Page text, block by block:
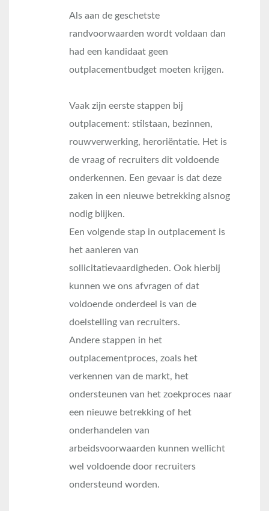
Als aan de geschetste
randvoorwaarden wordt voldaan dan
had een kandidaat geen
outplacementbudget moeten krijgen.
Vaak zijn eerste stappen bij
outplacement: stilstaan, bezinnen,
rouwverwerking, heroriëntatie. Het is
de vraag of recruiters dit voldoende
onderkennen. Een gevaar is dat deze
zaken in een nieuwe betrekking alsnog
nodig blijken.
Een volgende stap in outplacement is
het aanleren van
sollicitatievaardigheden. Ook hierbij
kunnen we ons afvragen of dat
voldoende onderdeel is van de
doelstelling van recruiters.
Andere stappen in het
outplacementproces, zoals het
verkennen van de markt, het
ondersteunen van het zoekproces naar
een nieuwe betrekking of het
onderhandelen van
arbeidsvoorwaarden kunnen wellicht
wel voldoende door recruiters
ondersteund worden.